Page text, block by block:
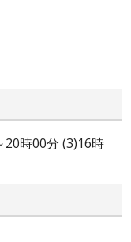
20時00分 (3)16時